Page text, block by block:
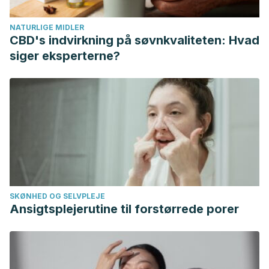
C57BL/6J mice fed a high-fat diet. Laboratory Animal
Research. https://doi.org/10.5625/lar.2012.28.1.23
Pimentel, G. D., Lira, F. S., Rosa, J. C., Caris, A. V., Pinheiro,
F., Ribeiro, E. B., … Oyama, L. M. (2013). Yerba mate extract
(Ilex paraguariensis) attenuates both central and peripheral
inflammatory effects of diet-induced obesity in rats. Journal
https://doi.org/10.1016/j.jnutbio.2012.04.016
NATURLIGE MIDLER
CBD's indvirkning på søvnkvaliteten: Hvad
siger eksperterne?
SKØNHED OG SELVPLEJE
Ansigtsplejerutine til forstørrede porer